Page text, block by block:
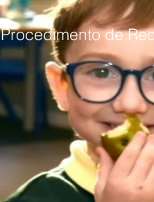
Procedimento de